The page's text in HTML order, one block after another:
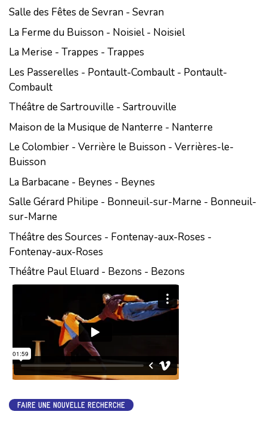
Salle des Fêtes de Sevran - Sevran
La Ferme du Buisson - Noisiel - Noisiel
La Merise - Trappes - Trappes
Les Passerelles - Pontault-Combault - Pontault-
Combault
Théâtre de Sartrouville - Sartrouville
Maison de la Musique de Nanterre - Nanterre
Le Colombier - Verrière le Buisson - Verrières-le-
Buisson
La Barbacane - Beynes - Beynes
Salle Gérard Philipe - Bonneuil-sur-Marne - Bonneuil-
sur-Marne
Théâtre des Sources - Fontenay-aux-Roses -
Fontenay-aux-Roses
Théâtre Paul Eluard - Bezons - Bezons
FAIRE UNE NOUVELLE RECHERCHE